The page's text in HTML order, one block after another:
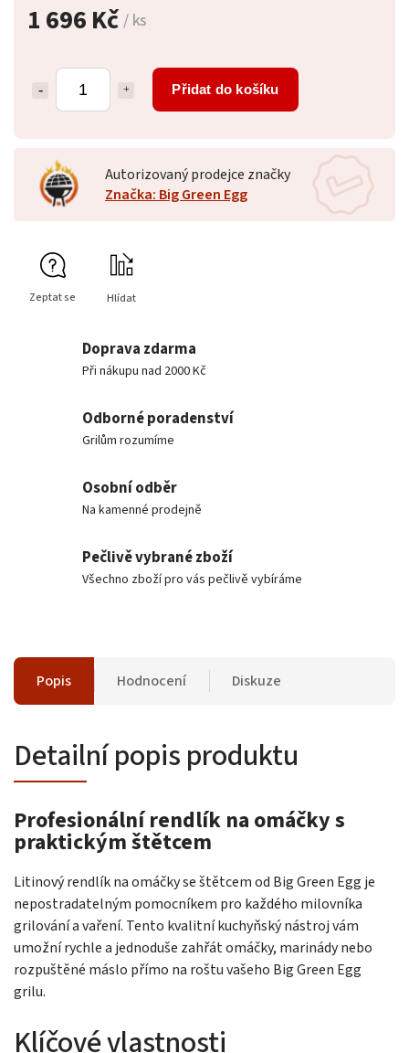
1 696 Kč/ ks
Přidat do košíku
Autorizovaný prodejce značky
Značka: Big Green Egg
Zeptat se Hlídat
Doprava zdarma
Při nákupu nad 2000 Kč
Odborné poradenství
Grilům rozumíme
Osobní odběr
Na kamenné prodejně
Pečlivě vybrané zboží
Všechno zboží pro vás pečlivě vybíráme
Popis Hodnocení Diskuze
Detailní popis produktu
Profesionální rendlík na omáčky s
praktickým štětcem
Litinový rendlík na omáčky se štětcem od Big Green Egg je
nepostradatelným pomocníkem pro každého milovníka
grilování a vaření. Tento kvalitní kuchyňský nástroj vám
umožní rychle a jednoduše zahřát omáčky, marinády nebo
rozpuštěné máslo přímo na roštu vašeho Big Green Egg
grilu.
Klíčové vlastnosti